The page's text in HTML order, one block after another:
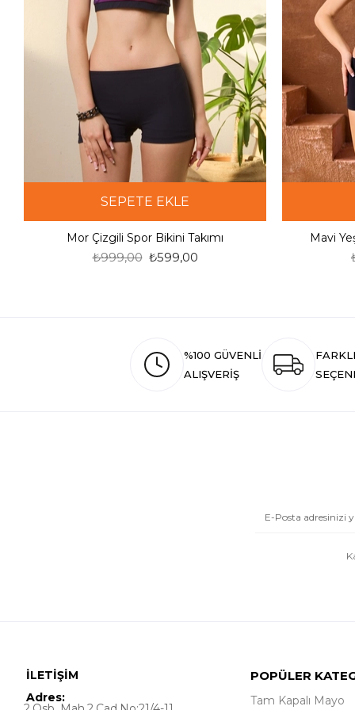
SEPETE EKLE
Mor Çizgili Spor Bikini Takımı
₺599,00
₺999,00
Mavi
%100 GÜVENLİ
ALIŞVERİŞ
İLETİŞİM
Adres:
POPÜLER
Tam Kapalı Mayo